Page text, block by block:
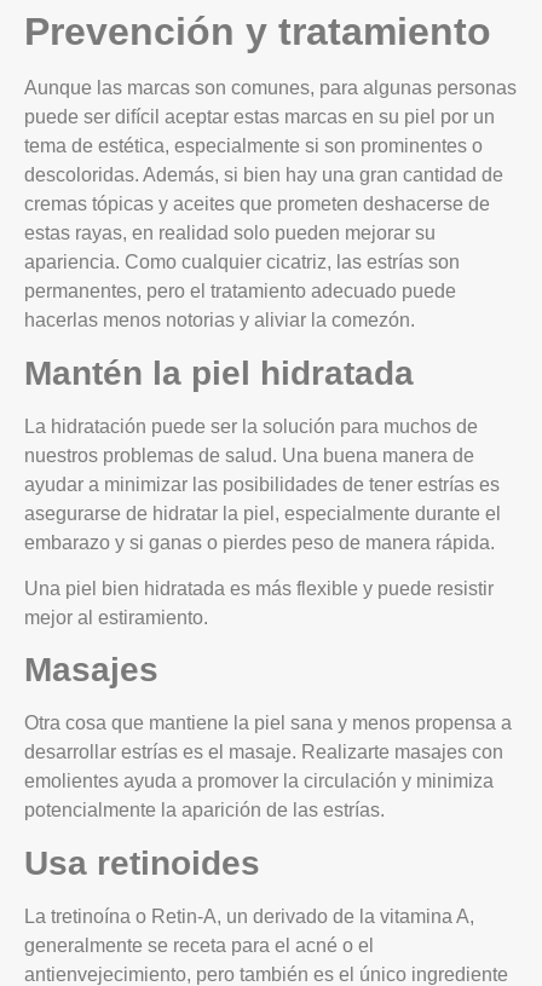
Prevención y tratamiento
Aunque las marcas son comunes, para algunas personas
puede ser difícil aceptar estas marcas en su piel por un
tema de estética, especialmente si son prominentes o
descoloridas. Además, si bien hay una gran cantidad de
cremas tópicas y aceites que prometen deshacerse de
estas rayas, en realidad solo pueden mejorar su
apariencia. Como cualquier cicatriz, las estrías son
permanentes, pero el tratamiento adecuado puede
hacerlas menos notorias y aliviar la comezón.
Mantén la piel hidratada
La hidratación puede ser la solución para muchos de
nuestros problemas de salud. Una buena manera de
ayudar a minimizar las posibilidades de tener estrías es
asegurarse de hidratar la piel, especialmente durante el
embarazo y si ganas o pierdes peso de manera rápida.
Una piel bien hidratada es más flexible y puede resistir
mejor al estiramiento.
Masajes
Otra cosa que mantiene la piel sana y menos propensa a
desarrollar estrías es el masaje. Realizarte masajes con
emolientes ayuda a promover la circulación y minimiza
potencialmente la aparición de las estrías.
Usa retinoides
La tretinoína o Retin-A, un derivado de la vitamina A,
generalmente se receta para el acné o el
antienvejecimiento, pero también es el único ingrediente